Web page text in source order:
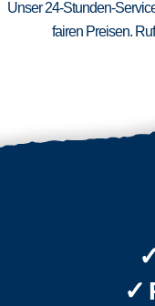
Unser 24-Stunden-
fairen Preisen.
✓